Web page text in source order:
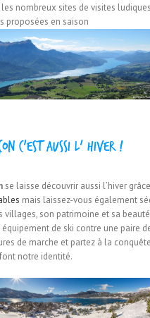
nombreux sites de visites
proposées en saison
c’est aussi l’ hiver !
se laisse découvrir aussi l’hiver
mais laissez-vous également
villages, son patrimoine et sa
de ski contre une paire
de marche et partez à la
notre identité.